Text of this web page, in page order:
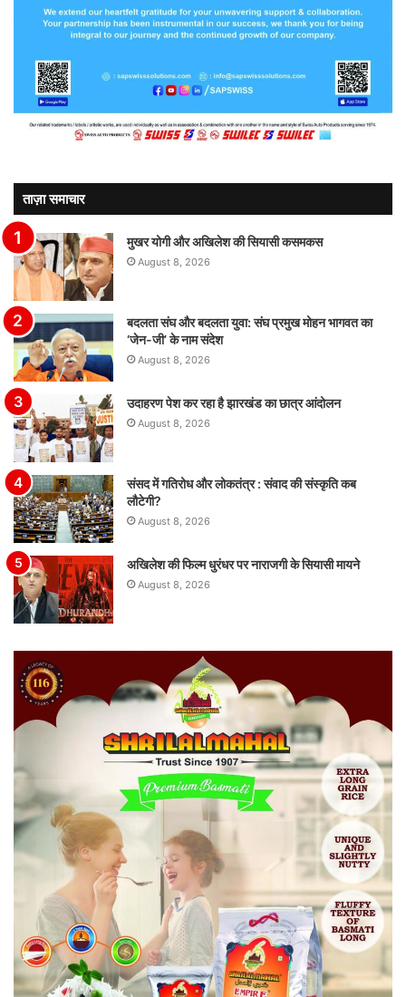
ताज़ा समाचार
मुखर योगी और अखिलेश की सियासी कसमकस
August 8, 2026
बदलता संघ और बदलता युवा: संघ प्रमुख मोहन भागवत का
‘जेन-जी’ के नाम संदेश
August 8, 2026
उदाहरण पेश कर रहा है झारखंड का छात्र आंदोलन
August 8, 2026
संसद में गतिरोध और लोकतंत्र : संवाद की संस्कृति कब
लौटेगी?
August 8, 2026
अखिलेश की फिल्म धुरंधर पर नाराजगी के सियासी मायने
August 8, 2026